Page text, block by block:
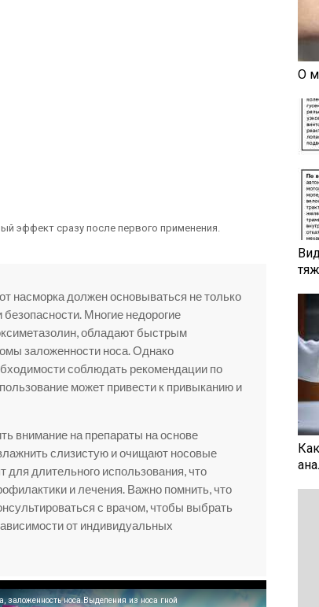
эффект сразу после первого применения.
насморка должен основываться не только
Многие недорогие
обладают быстрым
заложенности носа. Однако
соблюдать рекомендации по
может привести к привыканию и
внимание на препараты на основе
слизистую и очищают носовые
длительного использования, что
и лечения. Важно помнить, что
с врачом, чтобы выбрать
от индивидуальных
заложенность носа.Выделения из носа гной
О